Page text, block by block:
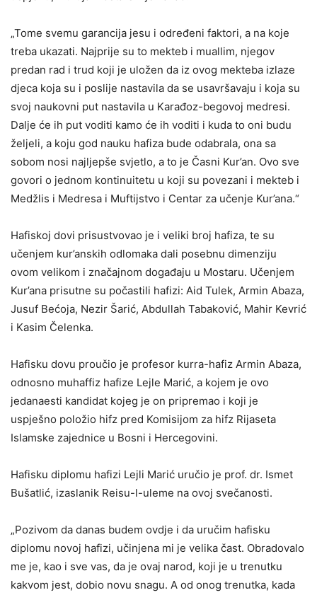
„Tome svemu garancija jesu i određeni faktori, a na koje
treba ukazati. Najprije su to mekteb i muallim, njegov
predan rad i trud koji je uložen da iz ovog mekteba izlaze
djeca koja su i poslije nastavila da se usavršavaju i koja su
svoj naukovni put nastavila u Karađoz-begovoj medresi.
Dalje će ih put voditi kamo će ih voditi i kuda to oni budu
željeli, a koju god nauku hafiza bude odabrala, ona sa
sobom nosi najljepše svjetlo, a to je Časni Kur’an. Ovo sve
govori o jednom kontinuitetu u koji su povezani i mekteb i
Medžlis i Medresa i Muftijstvo i Centar za učenje Kur’ana.“
Hafiskoj dovi prisustvovao je i veliki broj hafiza, te su
učenjem kur’anskih odlomaka dali posebnu dimenziju
ovom velikom i značajnom događaju u Mostaru. Učenjem
Kur’ana prisutne su počastili hafizi: Aid Tulek, Armin Abaza,
Jusuf Bećoja, Nezir Šarić, Abdullah Tabaković, Mahir Kevrić
i Kasim Čelenka.
Hafisku dovu proučio je profesor kurra-hafiz Armin Abaza,
odnosno muhaffiz hafize Lejle Marić, a kojem je ovo
jedanaesti kandidat kojeg je on pripremao i koji je
uspješno položio hifz pred Komisijom za hifz Rijaseta
Islamske zajednice u Bosni i Hercegovini.
Hafisku diplomu hafizi Lejli Marić uručio je prof. dr. Ismet
Bušatlić, izaslanik Reisu-l-uleme na ovoj svečanosti.
„Pozivom da danas budem ovdje i da uručim hafisku
diplomu novoj hafizi, učinjena mi je velika čast. Obradovalo
me je, kao i sve vas, da je ovaj narod, koji je u trenutku
kakvom jest, dobio novu snagu. A od onog trenutka, kada